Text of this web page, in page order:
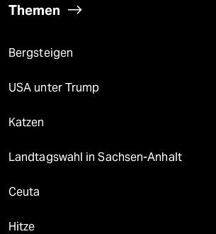
Themen
Bergsteigen
USA unter Trump
Katzen
Landtagswahl in Sachsen-Anhalt
Ceuta
Hitze